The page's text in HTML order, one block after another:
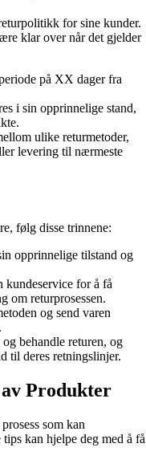
for sine kunder.
klar over når det gjelder
på XX dager fra
i sin opprinnelige stand,
ulike returmetoder,
levering til nærmeste
følg disse trinnene:
opprinnelige tilstand og
kundeservice for å få
om returprosessen.
og send varen
behandle returen, og
til deres retningslinjer.
Produkter
som kan
kan hjelpe deg med å få